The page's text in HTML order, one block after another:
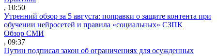
, 10:50
Утренний обзор за 5 августа: поправки о защите контента при
обучении нейросетей и правила «социальных» СЗПК
Обзор СМИ
, 09:37
Путин подписал закон об ограничениях для осужденных